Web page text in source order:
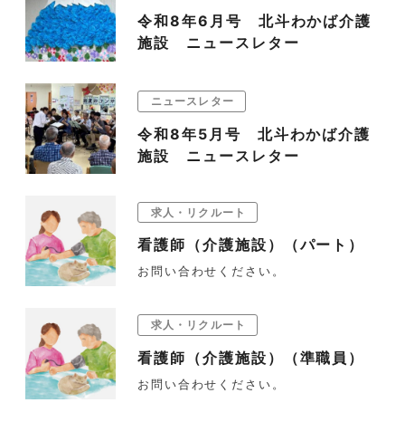
令和8年6月号 北斗わかば介護
施設 ニュースレター
ニュースレター
令和8年5月号 北斗わかば介護
施設 ニュースレター
求人・リクルート
看護師（介護施設）（パート）
お問い合わせください。
求人・リクルート
看護師（介護施設）（準職員）
お問い合わせください。